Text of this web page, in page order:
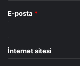
E-posta *
İnternet sitesi